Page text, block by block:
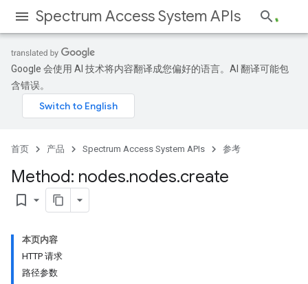
Spectrum Access System APIs
Google 会使用 AI 技术将内容翻译成您偏好的语言。AI 翻译可能包
含错误。
首页 产品 Spectrum Access System APIs 参考
Method: nodes.nodes.create
bookmark_border
本页内容
HTTP 请求
路径参数